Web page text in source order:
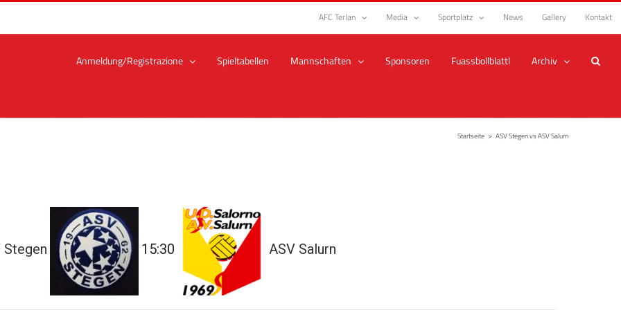
AFC Terlan Media Sportplatz News Gallery Kontakt
Anmeldung/Registrazione Spieltabellen Mannschaften Sponsoren Fuassbollblattl Archiv
Startseite > ASV Stegen vs ASV Salurn
Stegen 15:30 ASV Salurn